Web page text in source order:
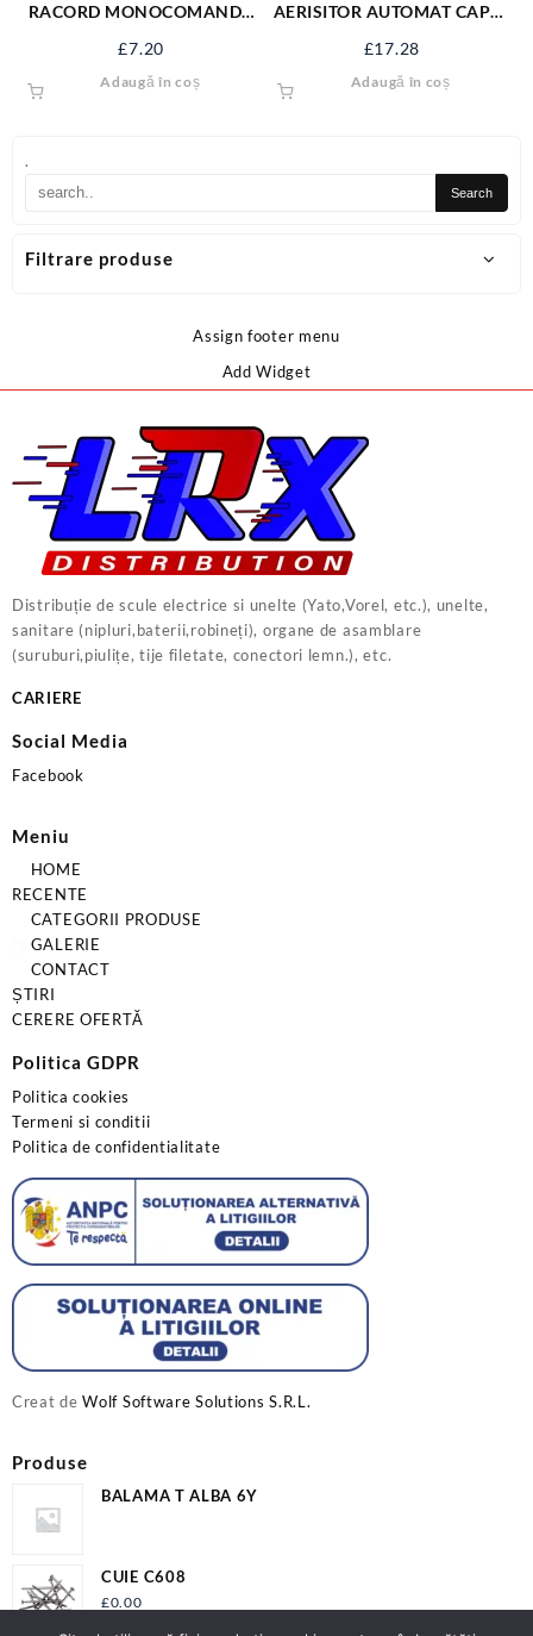
.
Filtrare produse
RACORD MONOCOMANDA
1/2*80 RS712-80
£7.20
Adaugă în coș
AERISITOR AUTOMAT CAPAT
£17.28
Adaugă în coș
Assign footer menu
Add Widget
Distribuție de scule electrice si unelte (Yato,Vorel, etc.), unelte,
sanitare (nipluri,baterii,robineți), organe de asamblare
(suruburi,piulițe, tije filetate, conectori lemn.), etc.
CARIERE
Social Media
Facebook
Meniu
HOME
RECENTE
CATEGORII PRODUSE
GALERIE
CONTACT
ȘTIRI
CERERE OFERTĂ
Politica GDPR
Politica cookies
Termeni si conditii
Politica de confidentialitate
Creat deWolf Software Solutions S.R.L.
Produse
BALAMA T ALBA 6Y
CUIE C608
£0.00